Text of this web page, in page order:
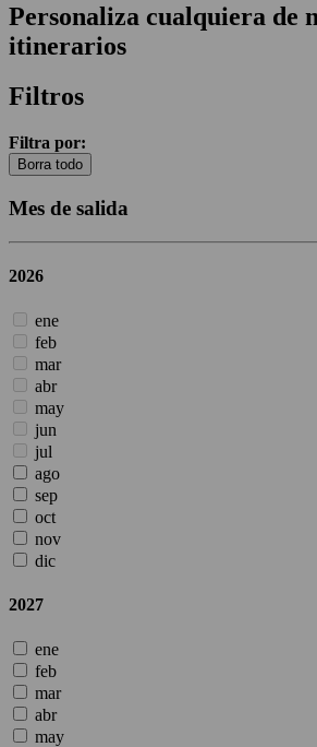
Personaliza cualquiera de
itinerarios
Filtros
Filtra por:
Borra todo
Mes de salida
2026
ene
feb
mar
abr
may
jun
jul
ago
sep
oct
nov
dic
2027
ene
feb
mar
abr
may